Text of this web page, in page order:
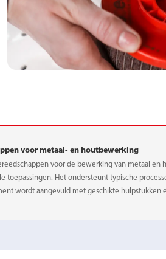
voor metaal- en houtbewerking
voor de bewerking van metaal
toepassingen. Het ondersteunt typische
wordt aangevuld met geschikte